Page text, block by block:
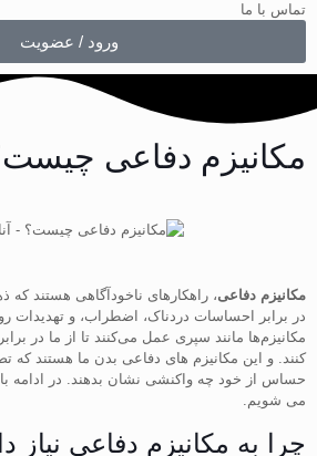
تماس با ما
ورود / عضویت
مکانیزم دفاعی
مکانیزم‌ دفاعی، راهکارهای ناخودآگاهی هستند
در برابر احساسات دردناک، اضطراب، و تهدیدات
مکانیزم‌ها مانند سپری عمل می‌کنند تا از ما در
کنند. و این مکانیزم های دفاعی بدن ما هستند که
حساس از خود چه واکنشی نشان بدهند. در ادامه با
می شویم.
چرا به مکانیزم‌ دفاعی نیاز